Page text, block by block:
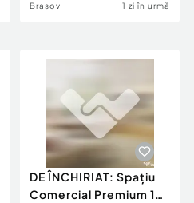
Brasov 1 zi în urmă
DE ÎNCHIRIAT: Spațiu
Comercial Premium 146